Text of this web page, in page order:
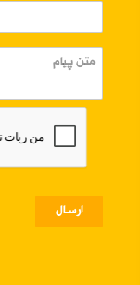
ارسـال